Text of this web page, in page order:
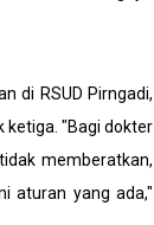
di RSUD Pirngadi,
ketiga. "Bagi dokter
memberatkan,
aturan yang ada,"